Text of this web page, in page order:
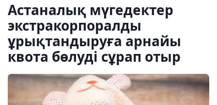
Астаналық мүгедектер
экстракорпоралды
ұрықтандыруға арнайы
квота бөлуді сұрап отыр